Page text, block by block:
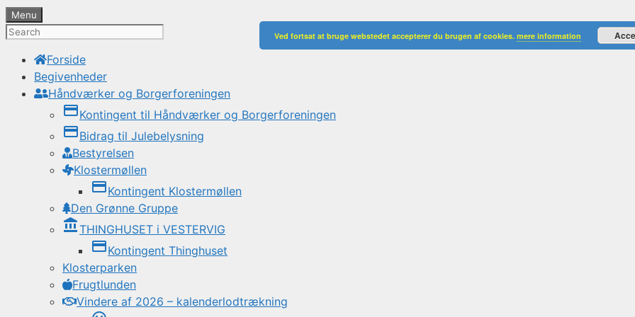
Menu
Forside
Begivenheder
Håndværker og Borgerforeningen
credit_cardKontingent til Håndværker og Borgerforeningen
credit_cardBidrag til Julebelysning
Bestyrelsen
Klostermøllen
credit_cardKontingent Klostermøllen
Den Grønne Gruppe
account_balanceTHINGHUSET i VESTERVIG
credit_cardKontingent Thinghuset
Klosterparken
Frugtlunden
Vindere af 2026 – kalenderlodtrækning
Ved fortsat at bruge webstedet accepterer du brugen af cookies. mere information